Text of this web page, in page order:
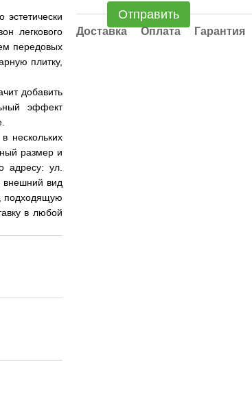
эстетически
легкового
передовых
плитку,
добавить
эффект
в нескольких
размер и
адресу: ул.
внешний вид
подходящую
в любой
Отправить
Доставка Оплата Гарантия